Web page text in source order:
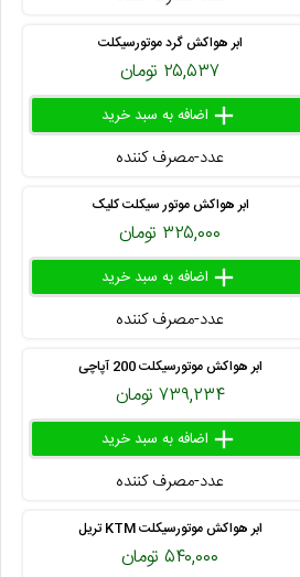
ابر هواکش گرد موتورسیکلت
۲۵,۵۳۷ تومان
add
عدد-مصرف کننده
ابر هواکش موتور سیکلت کلیک
۳۲۵,۰۰۰ تومان
add
عدد-مصرف کننده
ابر هواکش موتورسیکلت 200 آپاچی
۷۳۹,۲۳۴ تومان
add
عدد-مصرف کننده
ابر هواکش موتورسیکلت KTM تریل
۵۴۰,۰۰۰ تومان